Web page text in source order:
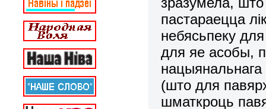
пастараецца
небясьпеку
для яе асобы,
нацыянальнага
(што для
шматкроць